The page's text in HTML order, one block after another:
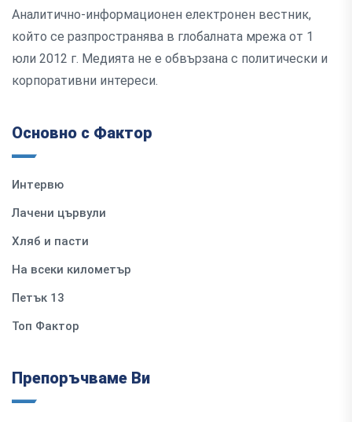
Аналитично-информационен електронен вестник,
който се разпространява в глобалната мрежа от 1
юли 2012 г. Медията не е обвързана с политически и
корпоративни интереси.
Основно с Фактор
Интервю
Лачени цървули
Хляб и пасти
На всеки километър
Петък 13
Топ Фактор
Препоръчваме Ви